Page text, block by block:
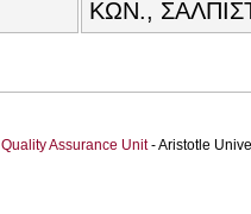
ΚΩΝ.,
Quality Assurance Unit- Aristotle